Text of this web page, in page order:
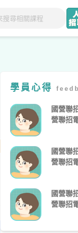
學員心得
國營聯
營聯招
國營聯
營聯招
國營聯
營聯招